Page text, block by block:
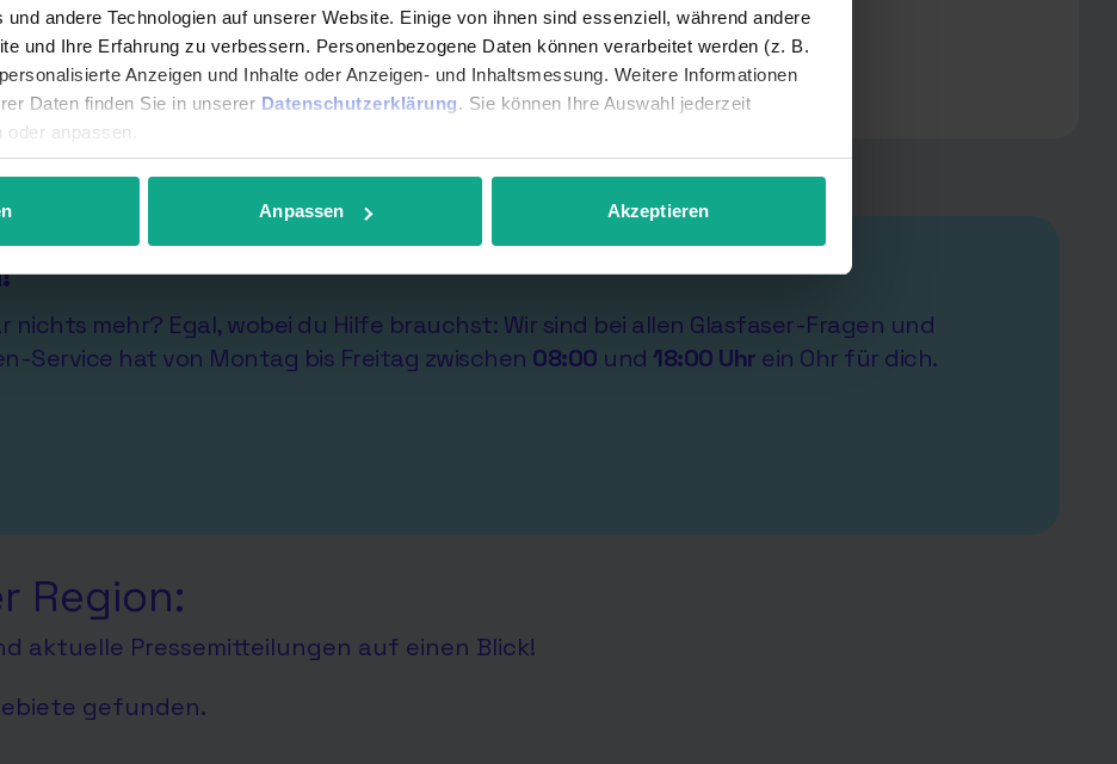
andere Technologien auf unserer Website. Einige von ihnen sind essenziell, während andere
und Ihre Erfahrung zu verbessern. Personenbezogene Daten können verarbeitet werden (z. B.
Anzeigen und Inhalte oder Anzeigen- und Inhaltsmessung. Weitere Informationen
Daten finden Sie in unserer Datenschutzerklärung. Sie können Ihre Auswahl jederzeit
anpassen.
Anpassen Akzeptieren
nichts mehr? Egal, wobei du Hilfe brauchst: Wir sind bei allen Glasfaser-Fragen und
Service hat von Montag bis Freitag zwischen 08:00 und 18:00 Uhr ein Ohr für dich.
Region:
aktuelle Pressemitteilungen auf einen Blick!
gefunden.